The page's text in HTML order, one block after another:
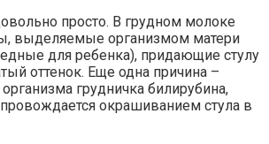
просто. В грудном молоке
выделяемые организмом матери
для ребенка), придающие стулу
оттенок. Еще одна причина –
грудничка билирубина,
окрашиванием стула в